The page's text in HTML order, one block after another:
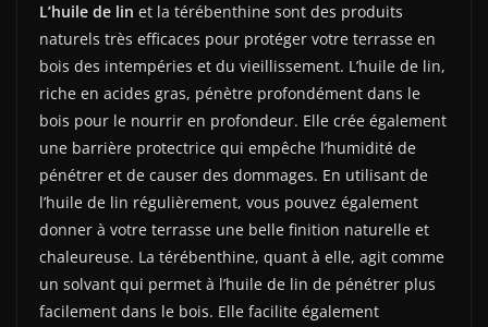
L’huile de lin et la térébenthine sont des produits
naturels très efficaces pour protéger votre terrasse en
bois des intempéries et du vieillissement. L’huile de lin,
riche en acides gras, pénètre profondément dans le
bois pour le nourrir en profondeur. Elle crée également
une barrière protectrice qui empêche l’humidité de
pénétrer et de causer des dommages. En utilisant de
l’huile de lin régulièrement, vous pouvez également
donner à votre terrasse une belle finition naturelle et
chaleureuse. La térébenthine, quant à elle, agit comme
un solvant qui permet à l’huile de lin de pénétrer plus
facilement dans le bois. Elle facilite également